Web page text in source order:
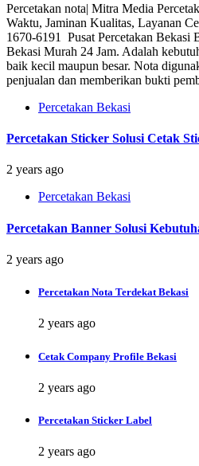
Percetakan nota| Mitra Media
Waktu, Jaminan Kualitas, Layanan
1670-6191 Pusat Percetakan Bekasi
Bekasi Murah 24 Jam. Adalah
baik kecil maupun besar. Nota
penjualan dan memberikan bukti
Percetakan Bekasi
Percetakan Sticker Solusi Cetak
2 years ago
Percetakan Bekasi
Percetakan Banner Solusi
2 years ago
Percetakan Nota Terdekat Bekasi
2 years ago
Cetak Company Profile Bekasi
2 years ago
Percetakan Sticker Label
2 years ago